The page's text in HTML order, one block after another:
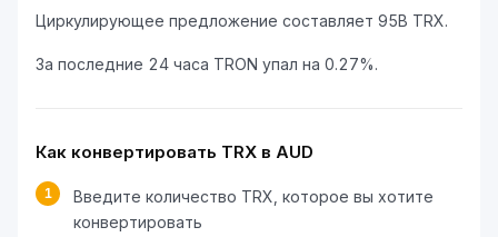
Циркулирующее предложение составляет 95B TRX.
За последние 24 часа TRON упал на 0.27%.
Как конвертировать TRX в AUD
1
Введите количество TRX, которое вы хотите
конвертировать